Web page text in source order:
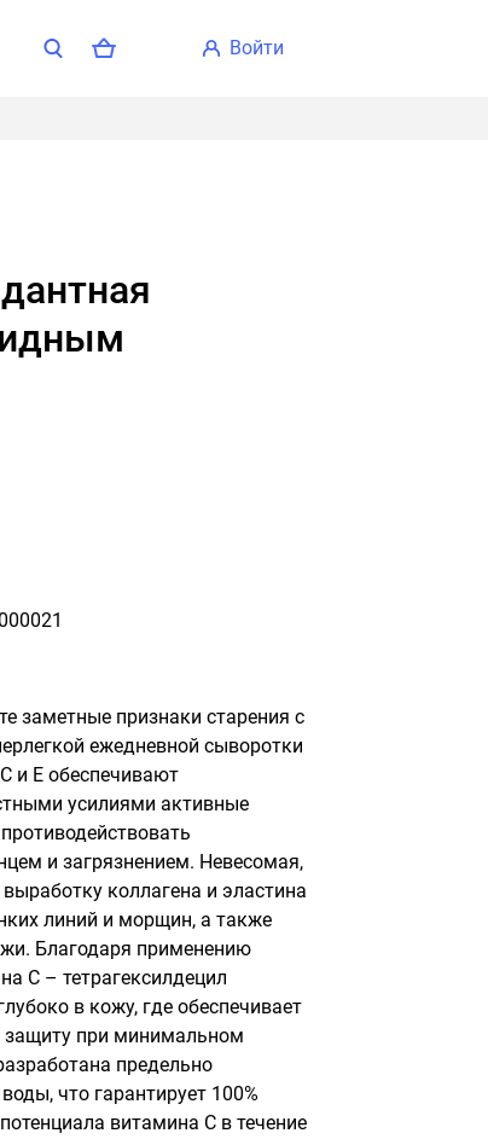
войти
заметные признаки старения с
ежедневной сыворотки
и Е обеспечивают
усилиями активные
и загрязнением. Невесомая,
коллагена и эластина
линий и морщин, а также
Благодаря применению
С – тетрагексилдецил
в кожу, где обеспечивает
при минимальном
предельно
что гарантирует 100%
витамина С в течение